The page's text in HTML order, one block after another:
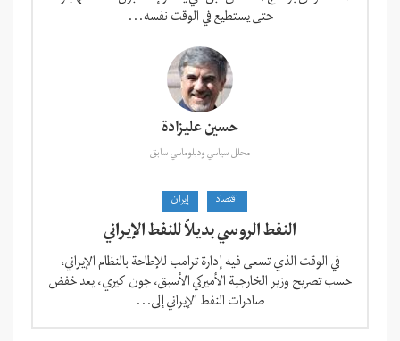
حتى يستطيع في الوقت نفسه...
حسين عليزادة
محلل سياسي ودبلوماسي سابق
اقتصاد إيران
النفط الروسي بديلاً للنفط الإيراني
في الوقت الذي تسعى فيه إدارة ترامب للإطاحة بالنظام الإيراني،
حسب تصريح وزير الخارجية الأميركي الأسبق، جون كيري، يعد خفض
صادرات النفط الإيراني إلى...